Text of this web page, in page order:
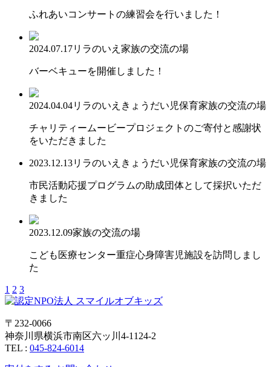
ふれあいコンサートの練習会を行いました！
2024.07.17リラのいえ 家族の交流の場
バーベキューを開催しました！
2024.04.04リラのいえ きょうだい児保育家族の交流の場
チャリティームービープロジェクトのご寄付と感謝状
をいただきました
2023.12.13リラのいえ きょうだい児保育家族の交流の場
市民活動応援プログラムの助成団体として採択いただ
きました
2023.12.09家族の交流の場
こども医療センター重症心身障害児施設を訪問しまし
た
1 2 3
〒232-0066
神奈川県横浜市南区六ッ川4-1124-2
TEL : 045-824-6014